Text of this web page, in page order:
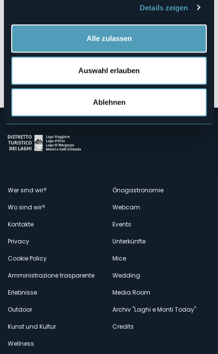
Details zeigen
Alle zulassen
Auswahl erlauben
Ablehnen
Menù
secondario
Wer sind wir?
Wo sind wir?
Kontakte
Privacy
Cookie Policy
Amministrazione trasparente
Erlebnisse
Outdoor
Kunst und Kultur
Wellness
Önogastronomie
Webcam
Events
Unterkünfte
Mice
Wedding
Media Room
Archiv "Laghi e Monti Today"
Credits